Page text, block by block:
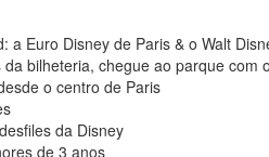
a Euro Disney de Paris & o Walt
bilheteria, chegue ao parque com
o centro de Paris
da Disney
de 3 anos